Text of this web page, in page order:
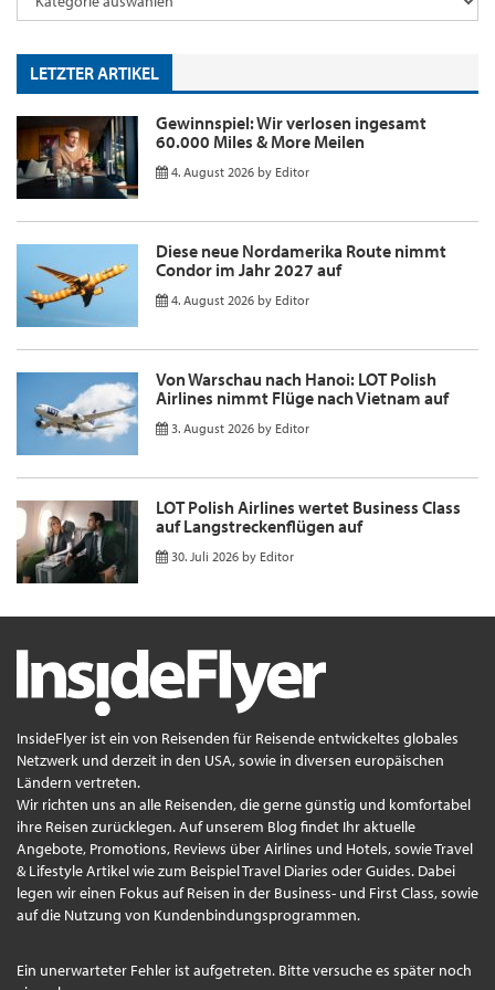
LETZTER ARTIKEL
Gewinnspiel: Wir verlosen ingesamt
60.000 Miles & More Meilen
4. August 2026 by Editor
Diese neue Nordamerika Route nimmt
Condor im Jahr 2027 auf
4. August 2026 by Editor
Von Warschau nach Hanoi: LOT Polish
Airlines nimmt Flüge nach Vietnam auf
3. August 2026 by Editor
LOT Polish Airlines wertet Business Class
auf Langstreckenflügen auf
30. Juli 2026 by Editor
InsideFlyer ist ein von Reisenden für Reisende entwickeltes globales
Netzwerk und derzeit in den USA, sowie in diversen europäischen
Ländern vertreten.
Wir richten uns an alle Reisenden, die gerne günstig und komfortabel
ihre Reisen zurücklegen. Auf unserem Blog findet Ihr aktuelle
Angebote, Promotions, Reviews über Airlines und Hotels, sowie Travel
& Lifestyle Artikel wie zum Beispiel Travel Diaries oder Guides. Dabei
legen wir einen Fokus auf Reisen in der Business- und First Class, sowie
auf die Nutzung von Kundenbindungsprogrammen.
Ein unerwarteter Fehler ist aufgetreten. Bitte versuche es später noch